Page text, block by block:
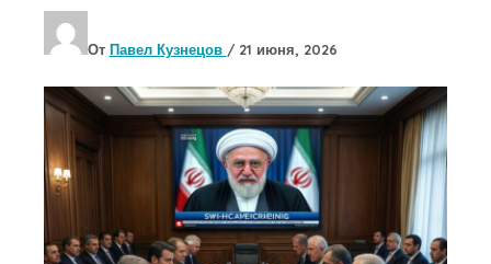
От Павел Кузнецов / 21 июня, 2026